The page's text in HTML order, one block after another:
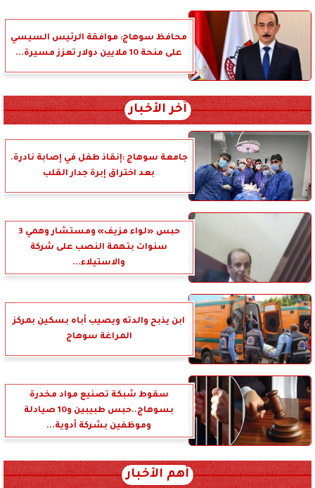
محافظ سوهاج: موافقة الرئيس السيسي
على منحة 10 ملايين دولار تعزز مسيرة...
آخر الأخبار
جامعة سوهاج :إنقاذ طفل في إصابة نادرة.
بعد اختراق إبرة جدار القلب
حبس «لواء مزيف» ومستشار وهمي 3
سنوات بتهمة النصب على شركة
والاستيلاء...
ابن يذبح والدته ويصيب أباه بسكين بمركز
المراغة سوهاج
سقوط شبكة تصنيع مواد مخدرة
بسوهاج..حبس طبيبين و10 صيادلة
وموظفين بشركة أدوية...
أهم الأخبار